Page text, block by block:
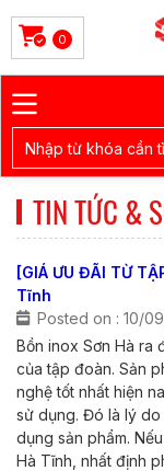
0
TIN TỨC &
[GIÁ ƯU ĐÃI TỪ
Tĩnh
Posted on : 10/
Bồn inox Sơn Hà ra
của tập đoàn. Sản
nghệ tốt nhất hiện
sử dụng. Đó là lý do
dụng sản phẩm.
Hà Tĩnh, nhất định